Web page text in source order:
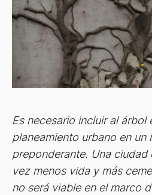
Es necesario incluir al árbol
planeamiento urbano en un
preponderante. Una ciudad
vez menos vida y más
no será viable en el marco